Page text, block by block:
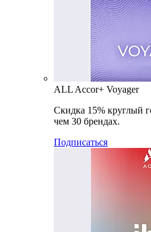
ALL Accor+ Voyager
Скидка 15% круглый
чем 30 брендах.
Подписаться